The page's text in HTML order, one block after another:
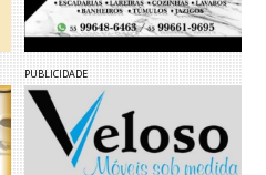
PUBLICIDADE